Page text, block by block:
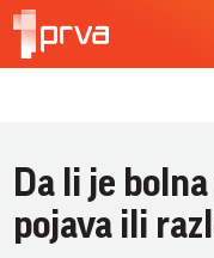
Da li je
pojava ili